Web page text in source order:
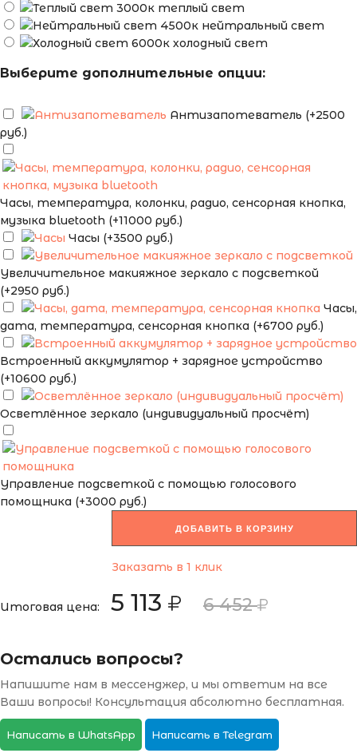
теплый свет
нейтральный свет
холодный свет
Выберите дополнительные опции:
Антизапотеватель (+2500
руб.)
Часы, температура, колонки, радио, сенсорная кнопка,
музыка bluetooth (+11000 руб.)
Часы (+3500 руб.)
Увеличительное макияжное зеркало с подсветкой
(+2950 руб.)
Часы,
дата, температура, сенсорная кнопка (+6700 руб.)
Встроенный аккумулятор + зарядное устройство
(+10600 руб.)
Осветлённое зеркало (индивидуальный просчёт)
Управление подсветкой с помощью голосового
помощника (+3000 руб.)
ДОБАВИТЬ В КОРЗИНУ
Заказать в 1 клик
Итоговая цена: 5 113 6 452
Остались вопросы?
Напишите нам в мессенджер, и мы ответим на все
Ваши вопросы! Консультация абсолютно бесплатная.
Написать в WhatsApp Написать в Telegram